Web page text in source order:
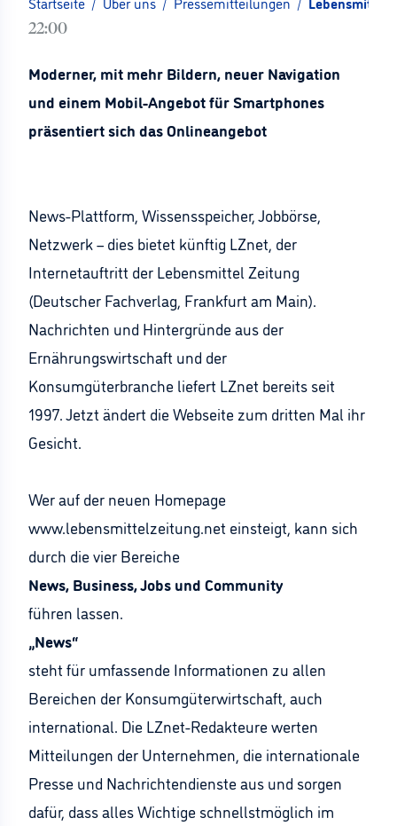
22:00
Moderner, mit mehr Bildern, neuer Navigation
und einem Mobil-Angebot für Smartphones
präsentiert sich das Onlineangebot
News-Plattform, Wissensspeicher, Jobbörse,
Netzwerk – dies bietet künftig LZnet, der
Internetauftritt der Lebensmittel Zeitung
(Deutscher Fachverlag, Frankfurt am Main).
Nachrichten und Hintergründe aus der
Ernährungswirtschaft und der
Konsumgüterbranche liefert LZnet bereits seit
1997. Jetzt ändert die Webseite zum dritten Mal ihr
Gesicht.
Wer auf der neuen Homepage
www.lebensmittelzeitung.net einsteigt, kann sich
durch die vier Bereiche
News, Business, Jobs und Community
führen lassen.
„News“
steht für umfassende Informationen zu allen
Bereichen der Konsumgüterwirtschaft, auch
international. Die LZnet-Redakteure werten
Mitteilungen der Unternehmen, die internationale
Presse und Nachrichtendienste aus und sorgen
dafür, dass alles Wichtige schnellstmöglich im